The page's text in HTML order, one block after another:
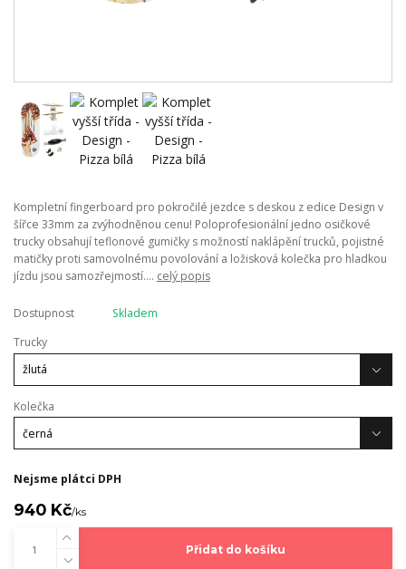
Kompletní fingerboard pro pokročilé jezdce s deskou z edice Design v
šířce 33mm za zvýhodněnou cenu! Poloprofesionální jedno osičkové
trucky obsahují teflonové gumičky s možností naklápění trucků, pojistné
matičky proti samovolnému povolování a ložisková kolečka pro hladkou
jízdu jsou samozřejmostí.... celý popis
Dostupnost
Skladem
Trucky
Kolečka
Nejsme plátci DPH
940 Kč/ks
Přidat do košíku